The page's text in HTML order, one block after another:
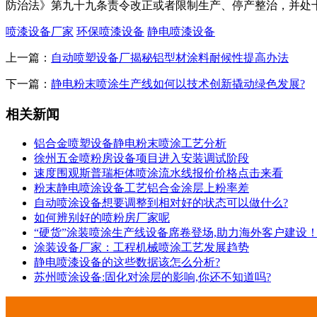
防治法》第九十九条责令改正或者限制生产、停产整治，并处
喷漆设备厂家 环保喷漆设备 静电喷漆设备
上一篇： 自动喷塑设备厂揭秘铝型材涂料耐候性提高办法
下一篇： 静电粉末喷涂生产线如何以技术创新撬动绿色发展?
相关新闻
铝合金喷塑设备静电粉末喷涂工艺分析
徐州五金喷粉房设备项目进入安装调试阶段
速度围观斯普瑞柜体喷涂流水线报价价格点击来看
粉末静电喷涂设备工艺铝合金涂层上粉率差
自动喷涂设备想要调整到相对好的状态可以做什么?
如何辨别好的喷粉房厂家呢
“硬货”涂装喷涂生产线设备席卷登场,助力海外客户建设！
涂装设备厂家：工程机械喷涂工艺发展趋势
静电喷漆设备的这些数据该怎么分析?
苏州喷涂设备:固化对涂层的影响,你还不知道吗?